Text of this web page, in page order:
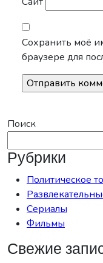
Сохранить моё
браузере для
Поиск
Рубрики
Политическое
Сериалы
Фильмы
Свежие